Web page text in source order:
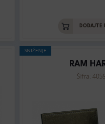
DODAJTE
SNIŽENJE
RAM
Šifra: